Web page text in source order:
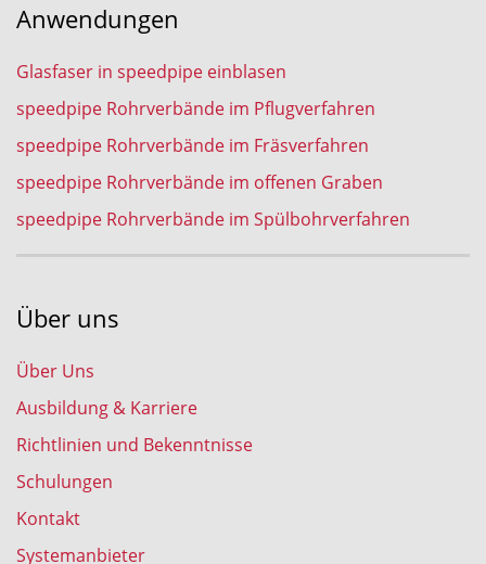
Anwendungen
Glasfaser in speedpipe einblasen
speedpipe Rohrverbände im Pflugverfahren
speedpipe Rohrverbände im Fräsverfahren
speedpipe Rohrverbände im offenen Graben
speedpipe Rohrverbände im Spülbohrverfahren
Über uns
Über Uns
Ausbildung & Karriere
Richtlinien und Bekenntnisse
Schulungen
Kontakt
Systemanbieter